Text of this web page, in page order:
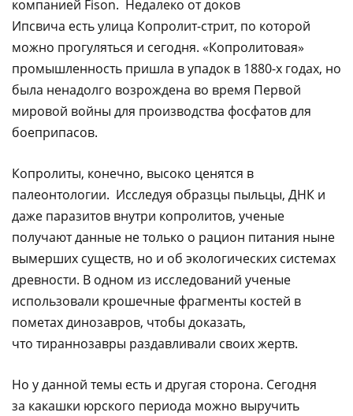
компанией Fison. Недалеко от доков
Ипсвича есть улица Копролит-стрит, по которой
можно прогуляться и сегодня. «Копролитовая»
промышленность пришла в упадок в 1880-х годах, но
была ненадолго возрождена во время Первой
мировой войны для производства фосфатов для
боеприпасов.
Копролиты, конечно, высоко ценятся в
палеонтологии. Исследуя образцы пыльцы, ДНК и
даже паразитов внутри копролитов, ученые
получают данные не только о рацион питания ныне
вымерших существ, но и об экологических системах
древности. В одном из исследований ученые
использовали крошечные фрагменты костей в
пометах динозавров, чтобы доказать,
что тираннозавры раздавливали своих жертв.
Но у данной темы есть и другая сторона. Сегодня
за какашки юрского периода можно выручить